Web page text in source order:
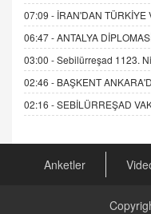
07:09 - İRAN'DAN TÜRKİYE
06:47 -ANTALYA
03:00 -Sebilürreşad 1123.
02:46 - BAŞKENT
02:16 -SEBİLÜRREŞAD
Anketler